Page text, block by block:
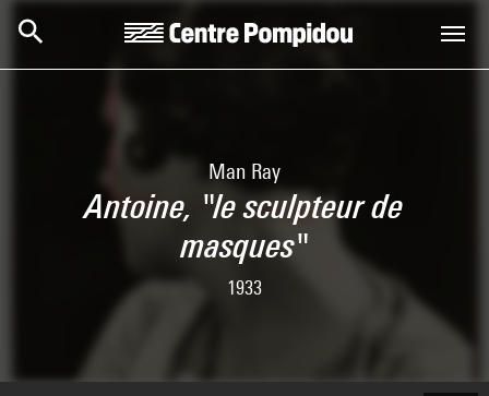
Man Ray
Antoine, "le sculpteur de
masques"
1933